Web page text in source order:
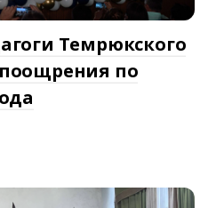
Темрюкского
по